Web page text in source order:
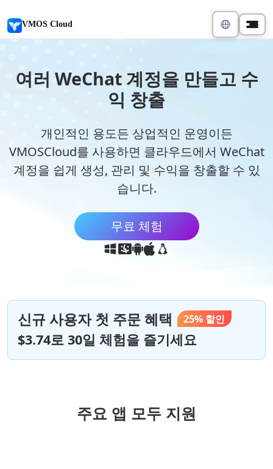
VMOS Cloud
여러 WeChat 계정을 만들고 수
익 창출
개인적인 용도든 상업적인 운영이든
VMOSCloud를 사용하면 클라우드에서 WeChat
계정을 쉽게 생성, 관리 및 수익을 창출할 수 있
습니다.
무료 체험
신규 사용자 첫 주문 혜택 25% 할인
$3.74로 30일 체험을 즐기세요
주요 앱 모두 지원